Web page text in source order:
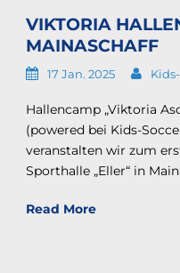
VIKTORIA
MAINASCHAFF
17 Jan. 2025
Hallencamp „Viktoria
(powered bei Kids-
veranstalten wir zum
Sporthalle „Eller“ in
Read More